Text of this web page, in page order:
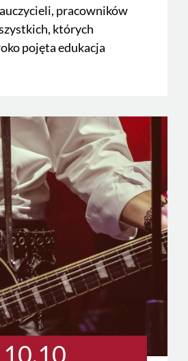
pracowników
których
pojęta edukacja
10.10